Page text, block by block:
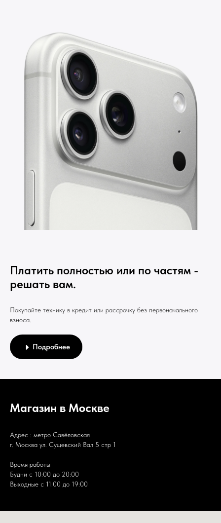
Платить полностью или по частям -
решать вам.
Покупайте технику в кредит или рассрочку без первоначального
взноса.
Подробнее
Магазин в Москве
Адрес : метро Савёловская
г. Москва ул. Сущевский Вал 5 стр 1
Время работы
Будни с 10:00 до 20:00
Выходные с 11:00 до 19:00